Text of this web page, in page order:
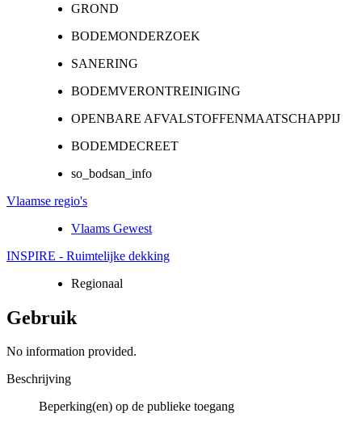
GROND
BODEMONDERZOEK
SANERING
BODEMVERONTREINIGING
OPENBARE AFVALSTOFFENMAATSCHAPPIJ
BODEMDECREET
so_bodsan_info
Vlaamse regio's
Vlaams Gewest
INSPIRE - Ruimtelijke dekking
Regionaal
Gebruik
No information provided.
Beschrijving
Beperking(en) op de publieke toegang